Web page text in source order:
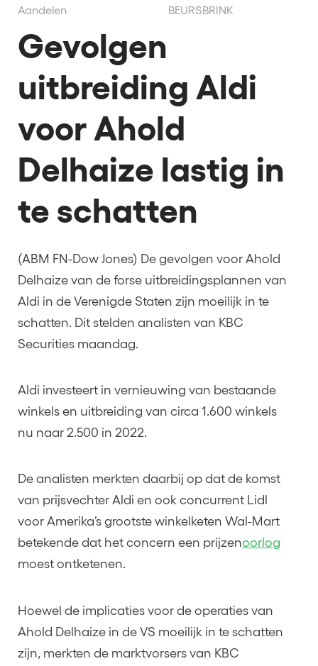
Aandelen
BEURSBRINK
Gevolgen
uitbreiding Aldi
voor Ahold
Delhaize lastig in
te schatten
(ABM FN-Dow Jones) De gevolgen voor Ahold
Delhaize van de forse uitbreidingsplannen van
Aldi in de Verenigde Staten zijn moeilijk in te
schatten. Dit stelden analisten van KBC
Securities maandag.
Aldi investeert in vernieuwing van bestaande
winkels en uitbreiding van circa 1.600 winkels
nu naar 2.500 in 2022.
De analisten merkten daarbij op dat de komst
van prijsvechter Aldi en ook concurrent Lidl
voor Amerika’s grootste winkelketen Wal-Mart
betekende dat het concern een prijzenoorlog
moest ontketenen.
Hoewel de implicaties voor de operaties van
Ahold Delhaize in de VS moeilijk in te schatten
zijn, merkten de marktvorsers van KBC